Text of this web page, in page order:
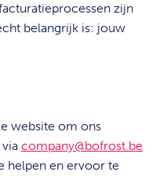
zijn
belangrijk is: jouw
website om ons
company@bofrost.be
helpen en ervoor te